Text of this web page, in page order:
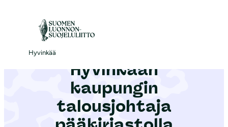
Hyvinkää
Etusivu|Ajankohtaista
Hyvinkään
kaupungin
talousjohtaja